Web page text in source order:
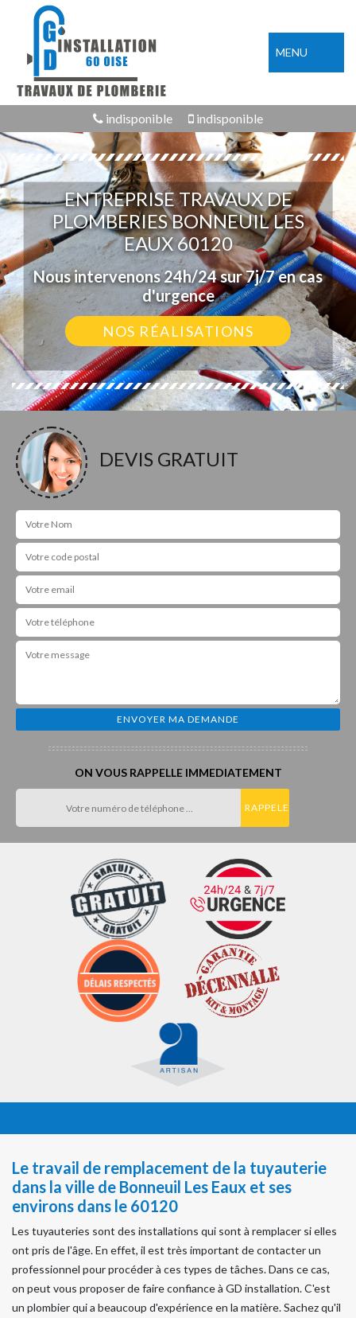
MENU
indisponible indisponible
ENTREPRISE TRAVAUX DE
PLOMBERIES BONNEUIL LES
EAUX 60120
Nous intervenons 24h/24 sur 7j/7 en cas
d'urgence
NOS RÉALISATIONS
DEVIS GRATUIT
ON VOUS RAPPELLE IMMEDIATEMENT
Le travail de remplacement de la tuyauterie
dans la ville de Bonneuil Les Eaux et ses
environs dans le 60120
Les tuyauteries sont des installations qui sont à remplacer si elles
ont pris de l'âge. En effet, il est très important de contacter un
professionnel pour procéder à ces types de tâches. Dans ce cas,
on peut vous proposer de faire confiance à GD installation. C'est
un plombier qui a beaucoup d'expérience en la matière. Sachez qu'il